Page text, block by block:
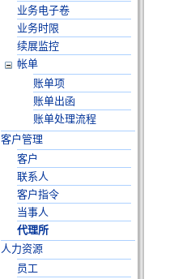
业务电子卷
业务时限
续展监控
帐单
账单项
账单出函
账单处理流程
客户管理
客户
联系人
客户指令
当事人
代理所
人力资源
员工